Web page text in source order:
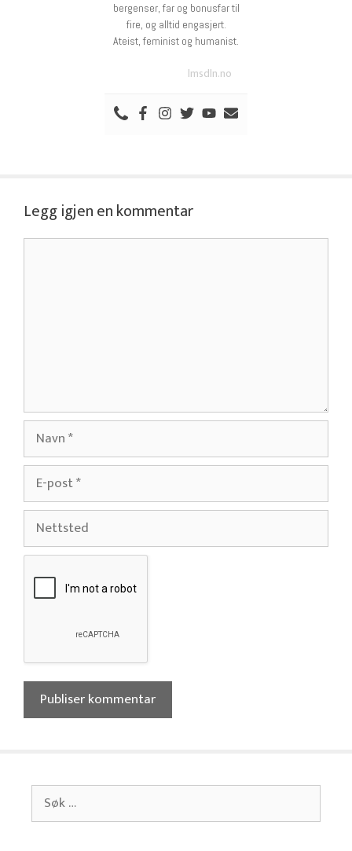
bergenser, far og bonusfar til
fire, og alltid engasjert.
Ateist, feminist og humanist.
lmsdln.no
Legg igjen en kommentar
Navn
post
Nettsted
Søk
etter: